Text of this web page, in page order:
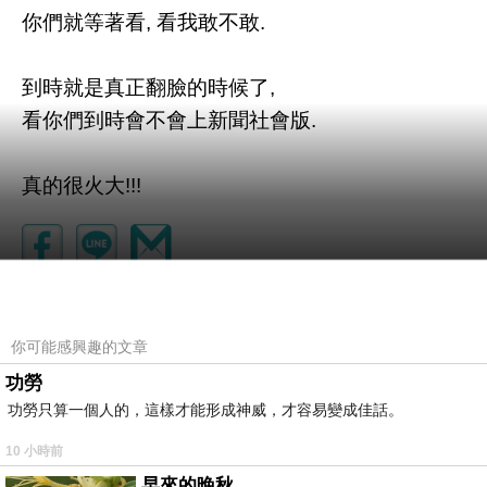
你們就等著看, 看我敢不敢.
到時就是真正翻臉的時候了,
看你們到時會不會上新聞社會版.
真的很火大!!!
你可能感興趣的文章
功勞
功勞只算一個人的，這樣才能形成神威，才容易變成佳話。
10 小時前